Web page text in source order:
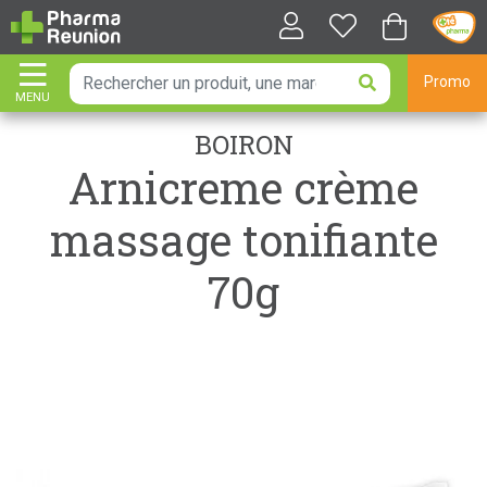
MENU
AFFICHER LA NAVIGATION
Promo
BOIRON
Arnicreme crème
massage tonifiante
70g